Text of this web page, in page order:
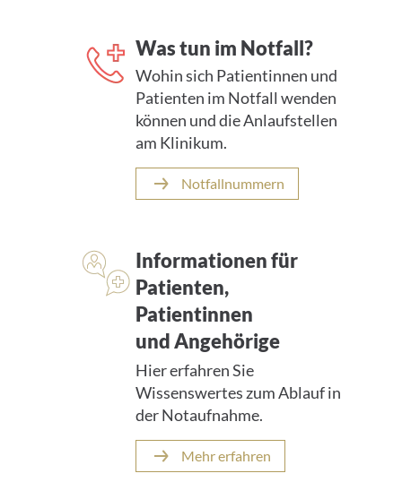
Was tun im Notfall?
Wohin sich Patientinnen und
Patienten im Notfall wenden
können und die Anlaufstellen
am Klinikum.
Notfallnummern
Informationen für
Patienten,
Patientinnen
und Angehörige
Hier erfahren Sie
Wissenswertes zum Ablauf in
der Notaufnahme.
Mehr erfahren